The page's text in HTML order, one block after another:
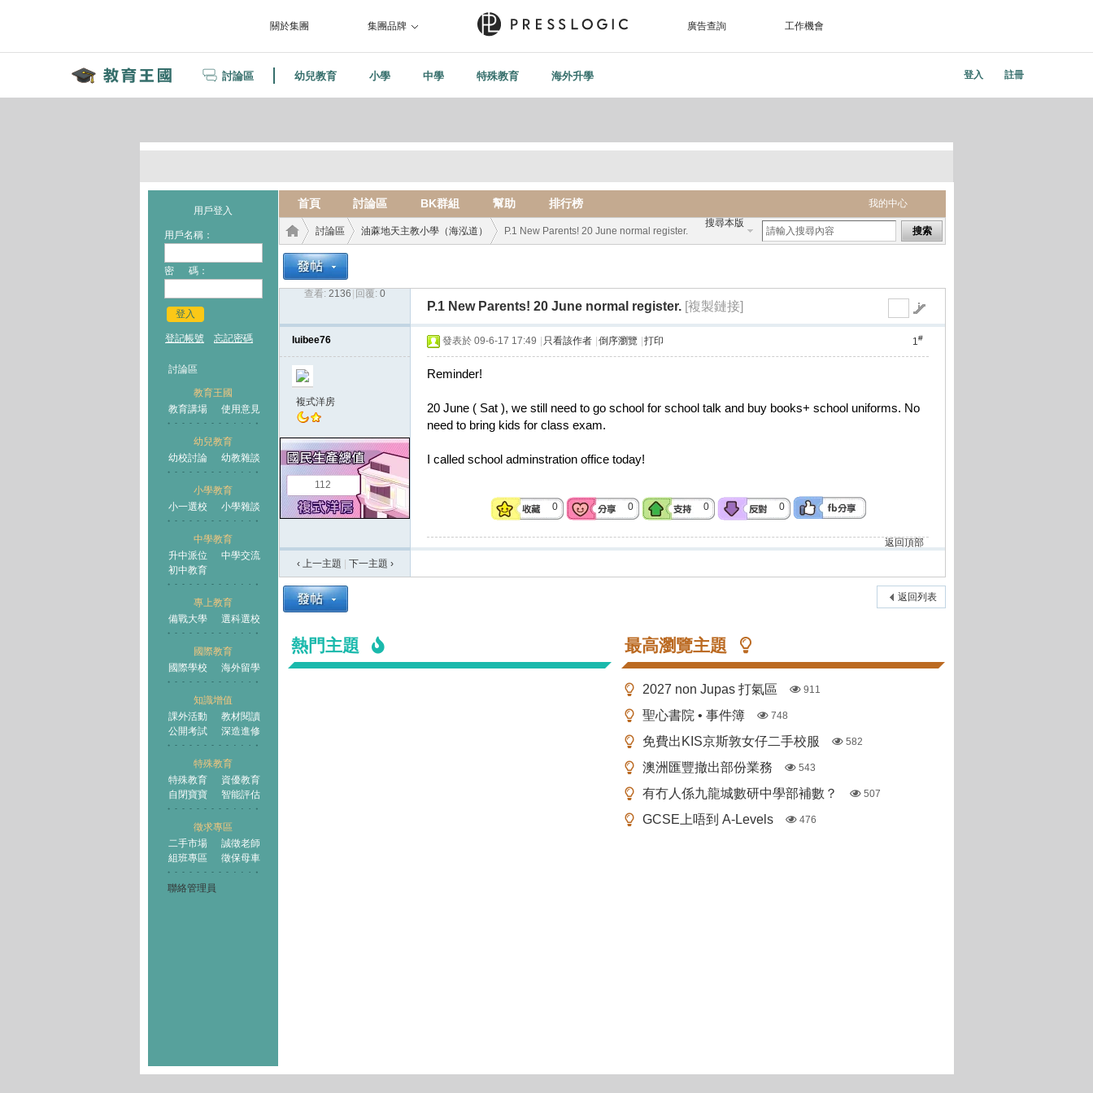
關於集團 集團品牌 廣告查詢 工作機會
討論區 幼兒教育 小學 中學 特殊教育 海外升學 登入 註冊
用戶登入
用戶名稱：
密 碼：
登入
登記帳號 忘記密碼
討論區
教育王國
教育講場
使用意見
幼兒教育
幼校討論
幼教雜談
小學教育
小一選校
小學雜談
中學教育
升中派位
中學交流
初中教育
專上教育
備戰大學
選科選校
國際教育
國際學校
海外留學
知識增值
課外活動
教材閱讀
公開考試
深造進修
特殊教育
特殊教育
資優教育
自閉寶寶
智能評估
徵求專區
二手市場
誠徵老師
組班專區
徵保母車
聯絡管理員
我的中心
首頁 討論區 BK群組 幫助 排行榜
搜尋本版
搜索
王國
討論區
›
油蔴地天主教小學（海泓道） P.1 New Parents! 20 June normal register.
查看: 2136 回覆: 0
P.1 New Parents! 20 June normal register. [複製鏈接]
luibee76
複式洋房
112
1#
發表於 09-6-17 17:49 只看該作者 倒序瀏覽 打印
Reminder!
20 June ( Sat ), we still need to go school for school talk and buy books+ school uniforms. No
need to bring kids for class exam.
I called school adminstration office today!
0 0 0 0
返回頂部
‹ 上一主題
下一主題 ›
返回列表
熱門主題 最高瀏覽主題
2027 non Jupas 打氣區 911
聖心書院 • 事件簿 748
免費出KIS京斯敦女仔二手校服 582
澳洲匯豐撤出部份業務 543
有冇人係九龍城數研中學部補數？ 507
GCSE上唔到 A-Levels 476